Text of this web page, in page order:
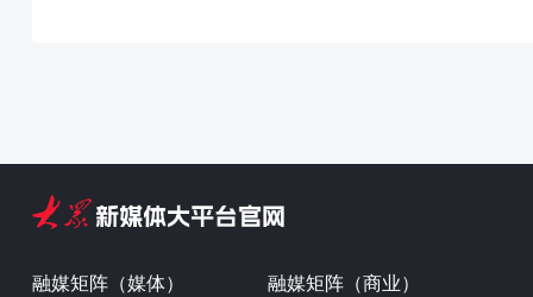
融媒矩阵（媒体） 融媒矩阵（商业）